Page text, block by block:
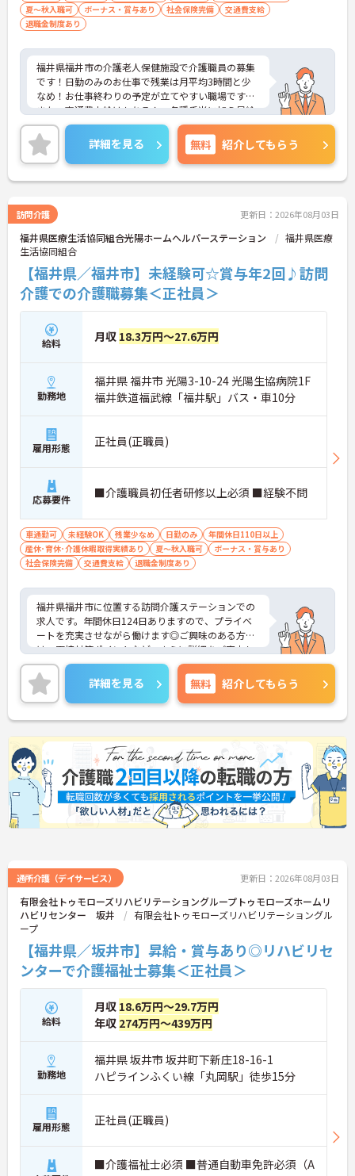
夏～秋入職可
ボーナス・賞与あり 社会保険完備
交通費支給
退職金制度あり
福井県福井市の介護老人保健施設で介護職員の募集
です！日勤のみのお仕事で残業は月平均3時間と少
なめ！お仕事終わりの予定が立てやすい職場です◎
また、交通費支給はもちろん、各種手当に加え昇給
や計4.20ヵ月分の賞与実績ありで待遇面もばっち
り！あなたの頑張りがしっかり評価されます♪ご興
味のある方は面接ポイントをお伝えしますので、お
気軽にご相談ください！
詳細を見る 無料 紹介してもらう
訪問介護 更新日：2026年08月03日
福井県医療生活協同組合光陽ホームヘルパーステーション
福井県医療
生活協同組合
【福井県／福井市】未経験可☆賞与年2回♪訪問
介護での介護職募集＜正社員＞
給料 月収 18.3万円～27.6万円
勤務地
福井県 福井市 光陽3-10-24 光陽生協病院1F
福井鉄道福武線「福井駅」バス・車10分
雇用形態 正社員(正職員)
応募要件 ■介護職員初任者研修以上必須 ■経験不問
車通勤可 未経験OK 残業少なめ 日勤のみ
年間休日110日以上
産休･育休･介護休暇取得実績あり
夏～秋入職可
ボーナス・賞与あり
社会保険完備
交通費支給 退職金制度あり
福井県福井市に位置する訪問介護ステーションでの
求人です。年間休日124日ありますので、プライベ
ートを充実させながら働けます◎ご興味のある方に
は、面接対策ポイントなど、さらに詳細をご案内し
ますのでお気軽にご相談ください！
詳細を見る 無料 紹介してもらう
通所介護（デイサービス） 更新日：2026年08月03日
有限会社トゥモローズリハビリテーショングループトゥモローズホームリ
ハビリセンター 坂井
有限会社トゥモローズリハビリテーショングル
ープ
【福井県／坂井市】昇給・賞与あり◎リハビリセ
ンターで介護福祉士募集＜正社員＞
給料
月収 18.6万円～29.7万円
年収 274万円～439万円
勤務地
福井県 坂井市 坂井町下新庄18-16-1
ハピラインふくい線「丸岡駅」徒歩15分
雇用形態 正社員(正職員)
■介護福祉士必須 ■普通自動車免許必須（A